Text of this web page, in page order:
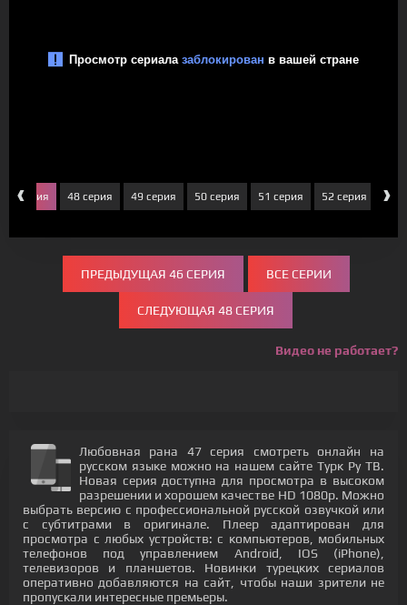
‹
47 серия 48 серия 49 серия 50 серия 51 серия 52 серия 53
›
ПРЕДЫДУЩАЯ 46 СЕРИЯ ВСЕ СЕРИИ
СЛЕДУЮЩАЯ 48 СЕРИЯ
Видео не работает?
Любовная рана 47 серия смотреть онлайн на
русском языке можно на нашем сайте Турк Ру ТВ.
Новая серия доступна для просмотра в высоком
разрешении и хорошем качестве HD 1080p. Можно
выбрать версию с профессиональной русской озвучкой или
с субтитрами в оригинале. Плеер адаптирован для
просмотра с любых устройств: с компьютеров, мобильных
телефонов под управлением Android, IOS (iPhone),
телевизоров и планшетов. Новинки турецких сериалов
оперативно добавляются на сайт, чтобы наши зрители не
пропускали интересные премьеры.